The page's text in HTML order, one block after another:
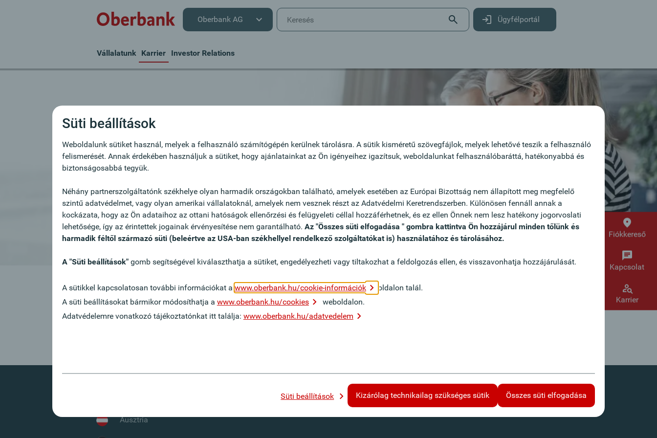
Oberbank AG Ügyfélportál
Vállalatunk Karrier Investor Relations
Új állásajánlat
Szívesen vesszük lelkes, elkötelezett
munkatársak jelentkezését.
Álláspályázat nem meghirdetett állásra
Ez az állásajánlat sajnos már nem elérhető.
Vissza
Fiókkereső
Kapcsolat
Karrier
Süti beállítások
Weboldalunk sütiket használ, melyek a felhasználó számítógépén kerülnek tárolásra. A sütik kisméretű szövegfájlok, melyek lehetővé teszik a felhasználó
felismerését. Annak érdekében használjuk a sütiket, hogy ajánlatainkat az Ön igényeihez igazítsuk, weboldalunkat felhasználóbaráttá, hatékonyabbá és
biztonságosabbá tegyük.
Néhány partnerszolgáltatónk székhelye olyan harmadik országokban található, amelyek esetében az Európai Bizottság nem állapított meg megfelelő
szintű adatvédelmet, vagy olyan amerikai vállalatoknál, amelyek nem vesznek részt az Adatvédelmi Keretrendszerben. Különösen fennáll annak a
kockázata, hogy az Ön adataihoz az ottani hatóságok ellenőrzési és felügyeleti céllal hozzáférhetnek, és ez ellen Önnek nem lesz hatékony jogorvoslati
lehetősége, így az érintettek jogainak érvényesítése nem garantálható. Az "Összes süti elfogadása " gombra kattintva Ön hozzájárul minden tőlünk és
harmadik féltől származó süti (beleértve az USA-ban székhellyel rendelkező szolgáltatókat is) használatához és tárolásához.
A "Süti beállítások"gomb segítségével kiválaszthatja a sütiket, engedélyezheti vagy tiltakozhat a feldolgozás ellen, és visszavonhatja hozzájárulását.
A sütikkel kapcsolatosan további információkat a www.oberbank.hu/cookie-információk
oldalon talál.
A süti beállításokat bármikor módosíthatja a www.oberbank.hu/cookies
weboldalon.
Adatvédelemre vonatkozó tájékoztatónkat itt találja: www.oberbank.hu/adatvedelem
Süti beállítások Kizárólag technikailag szükséges sütik Összes süti elfogadása
Ausztria